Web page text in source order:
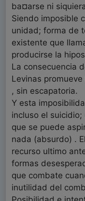
ba¤arse ni
Siendo imposible
unidad; forma de
existente que
producirse la
La consecuencia
Levinas
, sin escapatoria.
Y esta
incluso el
que se puede
nada (absurdo) .
recurso ultimo
formas
que combate
inutilidad del